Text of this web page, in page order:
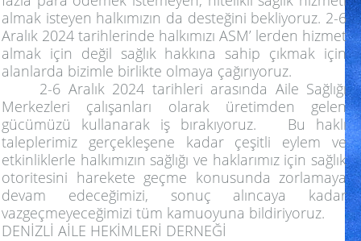
almak isteyen halkımızın da desteğini bekliyoruz. 2-6
Aralık 2024 tarihlerinde halkımızı ASM’ lerden hizmet
almak için değil sağlık hakkına sahip çıkmak için
alanlarda bizimle birlikte olmaya çağırıyoruz.
2-6 Aralık 2024 tarihleri arasında Aile Sağlığı
Merkezleri çalışanları olarak üretimden gelen
gücümüzü kullanarak iş bırakıyoruz. Bu haklı
taleplerimiz gerçekleşene kadar çeşitli eylem ve
etkinliklerle halkımızın sağlığı ve haklarımız için sağlık
otoritesini harekete geçme konusunda zorlamaya
devam edeceğimizi, sonuç alıncaya kadar
vazgeçmeyeceğimizi tüm kamuoyuna bildiriyoruz.
DENİZLİ AİLE HEKİMLERİ DERNEĞİ